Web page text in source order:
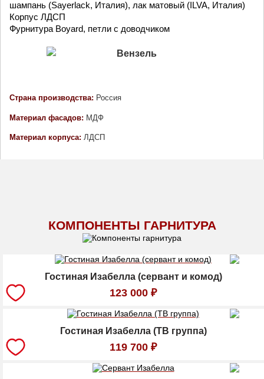
шампань (Sayerlack, Италия), лак матовый (ILVA, Италия)
Корпус ЛДСП
Фурнитура Boyard, петли с доводчиком
Страна производства: Россия
Материал фасадов: МДФ
Материал корпуса: ЛДСП
КОМПОНЕНТЫ ГАРНИТУРА
Гостиная Изабелла (сервант и комод)
123 000 ₽
Гостиная Изабелла (ТВ группа)
119 700 ₽